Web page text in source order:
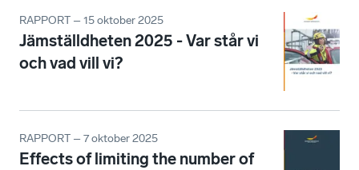
RAPPORT – 15 oktober 2025
Jämställdheten 2025 - Var står vi
och vad vill vi?
RAPPORT – 7 oktober 2025
Effects of limiting the number of